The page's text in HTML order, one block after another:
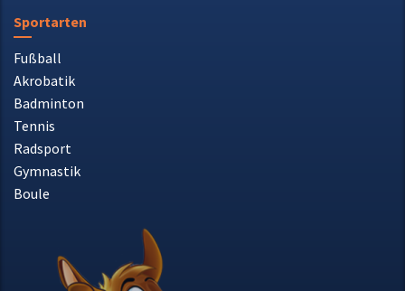
Sportarten
Fußball
Akrobatik
Badminton
Tennis
Radsport
Gymnastik
Boule